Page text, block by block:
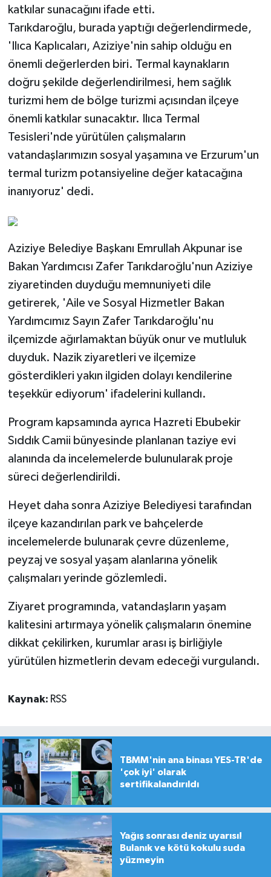
katkılar sunacağını ifade etti.
Tarıkdaroğlu, burada yaptığı değerlendirmede,
'Ilıca Kaplıcaları, Aziziye'nin sahip olduğu en
önemli değerlerden biri. Termal kaynakların
doğru şekilde değerlendirilmesi, hem sağlık
turizmi hem de bölge turizmi açısından ilçeye
önemli katkılar sunacaktır. Ilıca Termal
Tesisleri'nde yürütülen çalışmaların
vatandaşlarımızın sosyal yaşamına ve Erzurum'un
termal turizm potansiyeline değer katacağına
inanıyoruz' dedi.
Aziziye Belediye Başkanı Emrullah Akpunar ise
Bakan Yardımcısı Zafer Tarıkdaroğlu'nun Aziziye
ziyaretinden duyduğu memnuniyeti dile
getirerek, 'Aile ve Sosyal Hizmetler Bakan
Yardımcımız Sayın Zafer Tarıkdaroğlu'nu
ilçemizde ağırlamaktan büyük onur ve mutluluk
duyduk. Nazik ziyaretleri ve ilçemize
gösterdikleri yakın ilgiden dolayı kendilerine
teşekkür ediyorum' ifadelerini kullandı.
Program kapsamında ayrıca Hazreti Ebubekir
Sıddık Camii bünyesinde planlanan taziye evi
alanında da incelemelerde bulunularak proje
süreci değerlendirildi.
Heyet daha sonra Aziziye Belediyesi tarafından
ilçeye kazandırılan park ve bahçelerde
incelemelerde bulunarak çevre düzenleme,
peyzaj ve sosyal yaşam alanlarına yönelik
çalışmaları yerinde gözlemledi.
Ziyaret programında, vatandaşların yaşam
kalitesini artırmaya yönelik çalışmaların önemine
dikkat çekilirken, kurumlar arası iş birliğiyle
yürütülen hizmetlerin devam edeceği vurgulandı.
Kaynak: RSS
TBMM'nin ana binası YES-TR'de
'çok iyi' olarak
sertifikalandırıldı
Yağış sonrası deniz uyarısı!
Bulanık ve kötü kokulu suda
yüzmeyin